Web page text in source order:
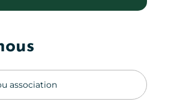
association